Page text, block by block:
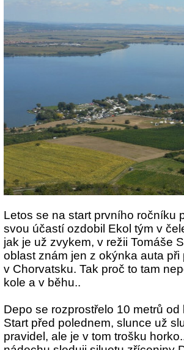
Letos se na start prvního ročníku
svou účastí ozdobil Ekol tým v
jak je už zvykem, v režii Tomáše
oblast znám jen z okýnka auta
v Chorvatsku. Tak proč to tam
kole a v běhu..
Depo se rozprostřelo 10 metrů
Start před polednem, slunce už
pravidel, ale je v tom trošku